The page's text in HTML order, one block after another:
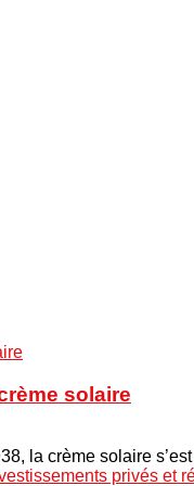
solaire
la crème solaire